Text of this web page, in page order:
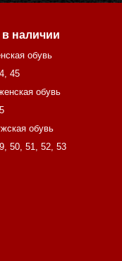
наличии
обувь
, 45
обувь
обувь
, 50, 51, 52, 53